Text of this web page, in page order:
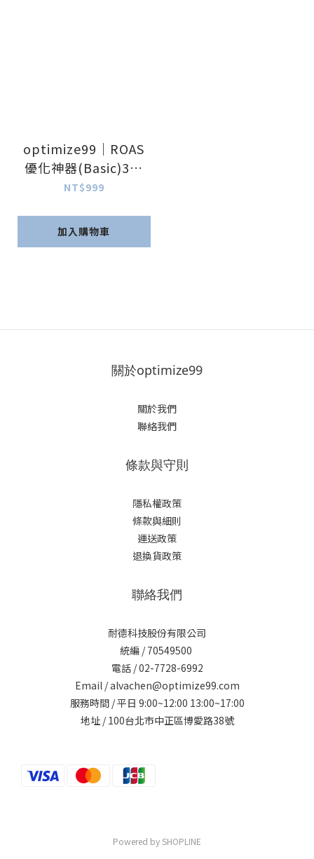
optimize99｜ROAS
優化神器(Basic)30/
日-定期購
NT$999
加入購物車
關於optimize99
關於我們
聯絡我們
條款與守則
隱私權政策
條款與細則
運送政策
退換貨政策
聯絡我們
耐德科技股份有限公司
統編 / 70549500
電話 / 02-7728-6992
Email / alvachen@optimize99.com
服務時間 / 平日 9:00~12:00 13:00~17:00
地址 / 100台北市中正區博愛路38號
Powered by SHOPLINE